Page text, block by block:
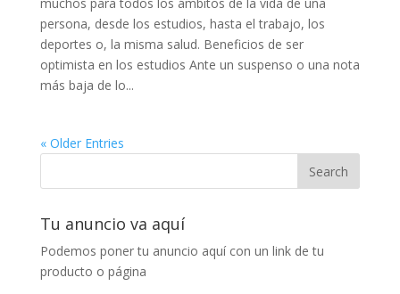
muchos para todos los ámbitos de la vida de una
persona, desde los estudios, hasta el trabajo, los
deportes o, la misma salud. Beneficios de ser
optimista en los estudios Ante un suspenso o una nota
más baja de lo...
« Older Entries
Tu anuncio va aquí
Podemos poner tu anuncio aquí con un link de tu
producto o página